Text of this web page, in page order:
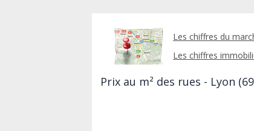
Les chiffres du
Les chiffres
Prix au m² des rues - Lyon